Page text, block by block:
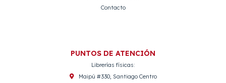
Contacto
PUNTOS DE ATENCIÓN
Librerías físicas:
Maipú #330, Santiago Centro